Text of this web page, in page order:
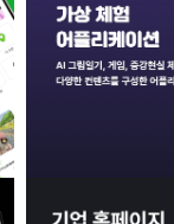
Unity 기반 3D 콘